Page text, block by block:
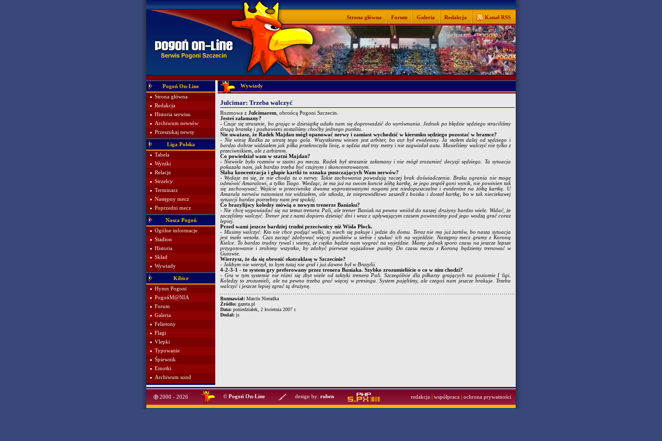
Strona główna Forum Galeria Redakcja Kanał RSS
Pogoń On-Line
Strona główna
Redakcja
Historia serwisu
Archiwum newsów
Przeszukaj newsy
Liga Polska
Tabela
Wyniki
Relacje
Strzelcy
Terminarz
Następny mecz
Poprzedni mecz
Nasza Pogoń
Ogólne informacje
Stadion
Historia
Skład
Wywiady
Kibice
Hymn Pogoni
PogońM@NIA
Forum
Galeria
Felietony
Flagi
Vlepki
Typowanie
Śpiewnik
Emotki
Archiwum sond
Wywiady
Julcimar: Trzeba walczyć
Rozmowa z Julcimarem , obrońcą Pogoni Szczecin.
Jesteś załamany?
- Czuje się strasznie, bo grając w dziesiątkę udało nam się doprowadzić do wyrównania. Jednak po błędzie sędziego straciliśmy
drugą bramkę i pozbawieni zostaliśmy choćby jednego punktu.
Nie uważasz, że Radek Majdan mógł opanować nerwy i zamiast wychodzić w kierunku sędziego pozostać w bramce?
- Nie winię Radka za utratę tego gola. Wszystkiemu winien jest arbiter, bo aut był ewidentny. Ja stałem dalej od sędziego i
bardzo dobrze widziałem jak piłka przekroczyła linię, a sędzia stał trzy metry i nie zagwizdał autu. Musieliśmy walczyć nie tylko z
przeciwnikiem, ale z arbitrem.
Co powiedział wam w szatni Majdan?
- Niewiele było rozmów w szatni po meczu. Radek był strasznie załamany i nie mógł zrozumieć decyzji sędziego. Ta sytuacja
pokazała nam, jak bardzo trzeba być czujnym i skoncentrowanym.
Słaba koncentracja i głupie kartki to oznaka puszczających Wam nerwów?
- Wydaje mi się, że nie chodzi tu o nerwy. Takie zachowania powodują raczej brak doświadczenia. Braku ogrania nie mogę
odmówić Amaralowi, a tylko Tiago. Wiedząc, że ma już na swoim koncie żółtą kartkę, że jego zespół goni wynik, nie powinien tak
się zachowywać. Wejście w przeciwnika dwoma wyprostowanymi nogami jest niedopuszczalne i ewidentne na żółtą kartkę. U
Amarala nerwów natomiast nie widziałem, ale szkoda, że nieprawidłowo zaszedł z boiska i dostał kartkę, bo w tak nieciekawej
sytuacji bardzo potrzebny nam jest spokój.
Co brazylijscy koledzy mówią o nowym trenerze Baniaku?
- Nie chcę wypowiadać się na temat trenera Pali, ale trener Baniak na pewno wniósł do naszej drużyny bardzo wiele. Widać, że
zaczęliśmy walczyć. Trener jest z nami dopiero dziesięć dni i wraz z upływającym czasem powinniśmy pod jego wodzą grać coraz
lepiej.
Przed wami jeszcze bardziej trudni przeciwnicy niż Wisła Płock.
- Musimy walczyć. Kto nie chce podjąć walki, to niech się pakuje i jedzie do domu. Teraz nie ma już żartów, bo nasza sytuacja
jest mało wesoła. Czas zacząć zdobywać więcej punktów u siebie i szukać ich na wyjeździe. Następny mecz gramy z Koroną
Kielce. To bardzo trudny rywal i wiemy, że ciężko będzie nam wygrać na wyjeździe. Mamy jednak sporo czasu na jeszcze lepsze
przygotowanie i zrobimy wszystko, by zdobyć pierwsze wyjazdowe punkty. Do czasu meczu z Koroną będziemy trenować w
Gutowie.
Wierzysz, że da się obronić ekstraklasę w Szczecinie?
- Jakbym nie wierzył, to bym tutaj nie grał i już dawno był w Brazylii.
4-2-3-1 - to system gry preferowany przez trenera Baniaka. Szybko zrozumieliście o co w nim chodzi?
- Gra w tym systemie nie różni się zbyt wiele od taktyki trenera Pali. Szczególnie dla piłkarzy grających na poziomie I ligi.
Koledzy to zrozumieli, ale na pewno trzeba grać więcej w presingu. System pojęliśmy, ale czegoś nam jeszcze brakuje. Trzeba
walczyć i jeszcze lepiej zgrać tą drużynę.
Rozmawiał: Marcin Nieradka
Źródło: gazeta.pl
Data: poniedziałek, 2 kwietnia 2007 r.
Dodał: js
2000 - 2026 © Pogoń On-Line design by: ruben redakcja współpraca ochrona prywatności